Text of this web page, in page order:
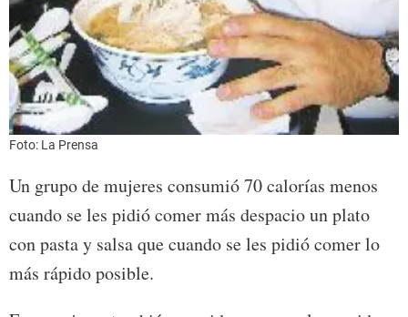
Foto: La Prensa
Un grupo de mujeres consumió 70 calorías menos
cuando se les pidió comer más despacio un plato
con pasta y salsa que cuando se les pidió comer lo
más rápido posible.